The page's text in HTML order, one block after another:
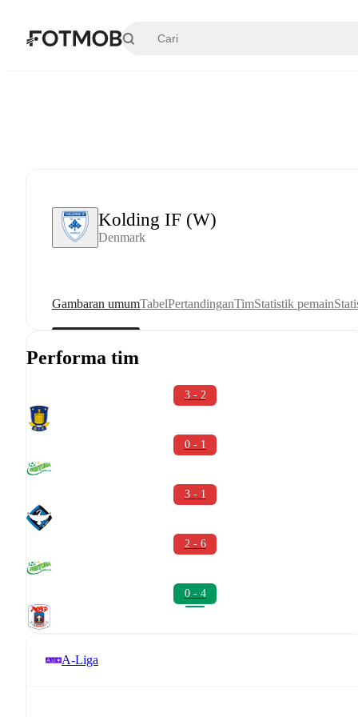
Kolding IF (W)
Denmark
Gambaran umumTabelPertandinganTimStatistik pemain
Performa tim
3 - 2
0 - 1
3 - 1
2 - 6
0 - 4
A-Liga